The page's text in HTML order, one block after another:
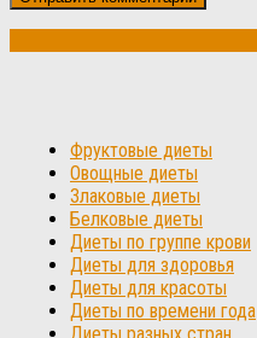
Фруктовые диеты
Овощные диеты
Злаковые диеты
Белковые диеты
Диеты по группе крови
Диеты для здоровья
Диеты для красоты
Диеты по времени года